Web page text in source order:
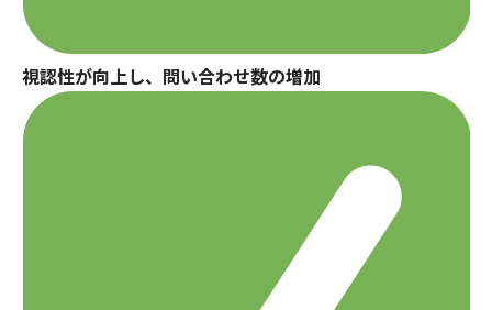
視認性が向上し、問い合わせ数の増加